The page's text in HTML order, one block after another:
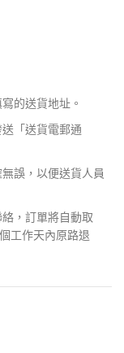
的送貨地址。
「送貨電郵通
誤，以便送貨人員
，訂單將自動取
工作天內原路退